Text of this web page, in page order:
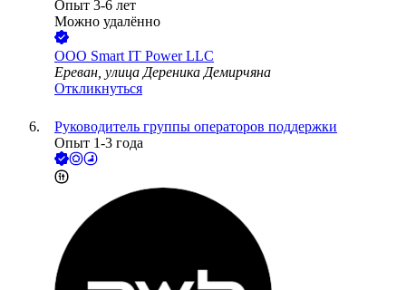
Опыт 3-6 лет
Можно удалённо
ООО Smart IT Power LLC
Ереван, улица Дереника Демирчяна
Откликнуться
Руководитель группы операторов поддержки
Опыт 1-3 года